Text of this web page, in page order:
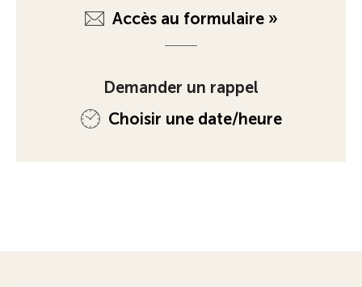
Accès au formulaire »
Demander un rappel
Choisir une date/heure